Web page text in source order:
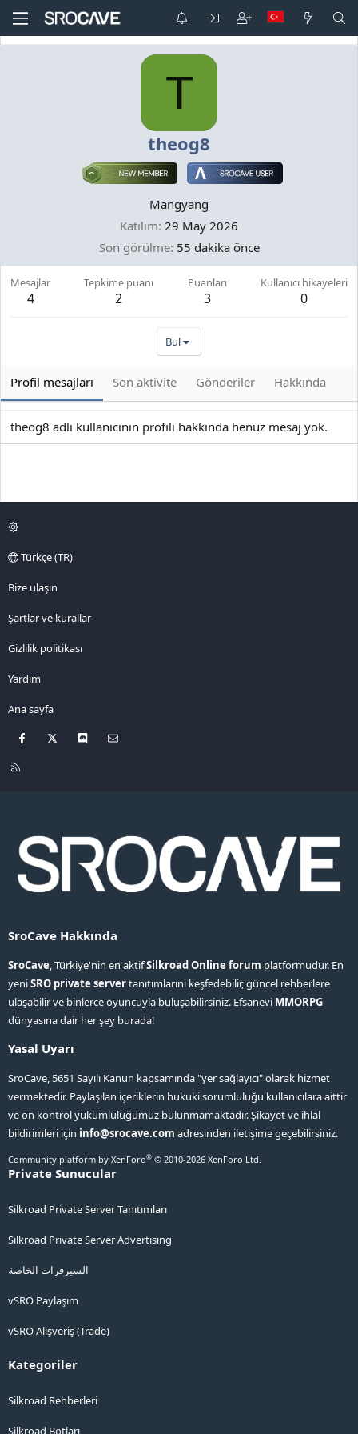
T
theog8
Mangyang
Katılım 29 May 2026
Son görülme 55 dakika önce
Mesajlar
4
Tepkime puanı
2
Puanları
3
Kullanıcı hikayeleri
0
Bul
Profil mesajları Son aktivite Gönderiler Hakkında
theog8 adlı kullanıcının profili hakkında henüz mesaj yok.
Türkçe (TR)
Bize ulaşın
Şartlar ve kurallar
Gizlilik politikası
Yardım
Ana sayfa
Facebook Discord
R
SroCave Hakkında
SroCave, Türkiye'nin en aktifSilkroad Online forum platformudur. En
yeniSRO private servertanıtımlarını keşfedebilir, güncel rehberlere
ulaşabilir ve binlerce oyuncuyla buluşabilirsiniz. Efsanevi MMORPG
dünyasına dair her şey burada!
Yasal Uyarı
SroCave, 5651 Sayılı Kanun kapsamında "yer sağlayıcı" olarak hizmet
vermektedir. Paylaşılan içeriklerin hukuki sorumluluğu kullanıcılara aittir
ve ön kontrol yükümlülüğümüz bulunmamaktadır. Şikayet ve ihlal
bildirimleri için info@srocave.com adresinden iletişime geçebilirsiniz.
Community platform by XenForo® © 2010-2026 XenForo Ltd.
Private Sunucular
Silkroad Private Server Tanıtımları
Silkroad Private Server Advertising
السيرفرات الخاصة
vSRO Paylaşım
vSRO Alışveriş (Trade)
Kategoriler
Silkroad Rehberleri
Silkroad Botları